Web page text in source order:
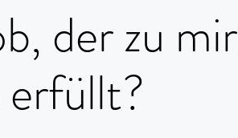
der zu mir
erfüllt?